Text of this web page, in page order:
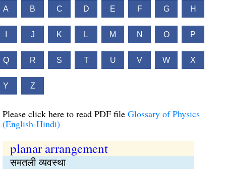
A B C D E F G H
J K L M N O P
Q R S T U V W X
Y Z
Please click here to read PDF file Glossary of Physics
(English-Hindi)
planar arrangement
समतली व्यवस्था